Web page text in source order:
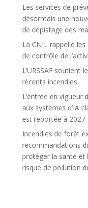
Les services de
désormais une
de dépistage des
La CNIL rappelle
de contrôle de
L’URSSAF soutient
récents incendies
L’entrée en vigueur
aux systèmes d’IA
est reportée à 2027
Incendies de forêt
recommandations
protéger la santé et
risque de pollution